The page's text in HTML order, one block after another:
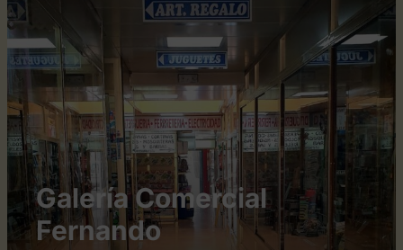
Galería Comercial
Fernando